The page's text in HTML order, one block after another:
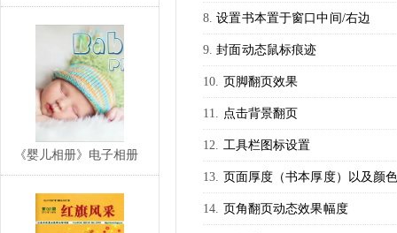
《婴儿相册》电子相册
设置书本置于窗口中间/右边
封面动态鼠标痕迹
页脚翻页效果
点击背景翻页
工具栏图标设置
页面厚度（书本厚度）以及颜
页角翻页动态效果幅度